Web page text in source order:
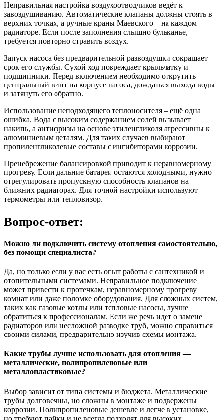
Неправильная настройка воздухоотводчиков ведёт к
завоздушиванию. Автоматические клапаны должны стоять в
верхних точках, а ручные краны Маевского – на каждом
радиаторе. Если после заполнения слышно бульканье,
требуется повторно стравить воздух.
Запуск насоса без предварительной развоздушки сокращает
срок его службы. Сухой ход повреждает крыльчатку и
подшипники. Перед включением необходимо открутить
центральный винт на корпусе насоса, дождаться выхода воды
и затянуть его обратно.
Использование неподходящего теплоносителя – ещё одна
ошибка. Вода с высоким содержанием солей вызывает
накипь, а антифризы на основе этиленгликоля агрессивны к
алюминиевым деталям. Для таких случаев выбирают
пропиленгликолевые составы с ингибиторами коррозии.
Пренебрежение балансировкой приводит к неравномерному
прогреву. Если дальние батареи остаются холодными, нужно
отрегулировать пропускную способность клапанов на
ближних радиаторах. Для точной настройки используют
термометры или тепловизор.
Вопрос-ответ:
Можно ли подключить систему отопления самостоятельно,
без помощи специалиста?
Да, но только если у вас есть опыт работы с сантехникой и
отопительными системами. Неправильное подключение
может привести к протечкам, неравномерному прогреву
комнат или даже поломке оборудования. Для сложных систем,
таких как газовые котлы или тепловые насосы, лучше
обратиться к профессионалам. Если же речь идет о замене
радиаторов или несложной разводке труб, можно справиться
своими силами, предварительно изучив схемы монтажа.
Какие трубы лучше использовать для отопления —
металлические, полипропиленовые или
металлопластиковые?
Выбор зависит от типа системы и бюджета. Металлические
трубы долговечны, но сложны в монтаже и подвержены
коррозии. Полипропиленовые дешевле и легче в установке,
но требуют пайки и не всегда подходят для высоких